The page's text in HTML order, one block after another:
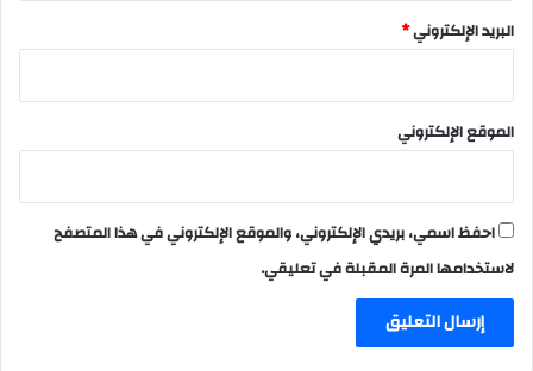
البريد الإلكتروني*
الموقع الإلكتروني
احفظ اسمي، بريدي الإلكتروني، والموقع الإلكتروني في هذا المتصفح
لاستخدامها المرة المقبلة في تعليقي.